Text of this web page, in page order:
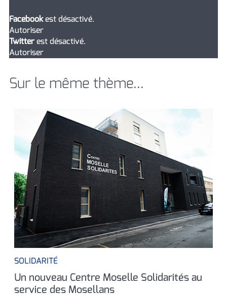
Facebookest désactivé.
Autoriser
Twitterest désactivé.
Autoriser
Sur le même thème...
SOLIDARITÉ
Un nouveau Centre Moselle Solidarités au
service des Mosellans